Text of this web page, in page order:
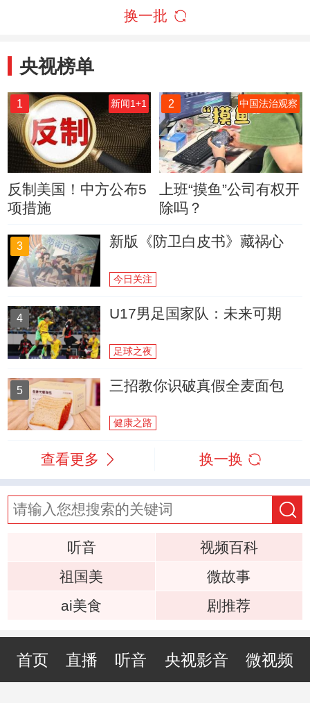
换一批
央视榜单
1 新闻1+1
反制美国！中方公布5
项措施
2 中国法治观察
上班“摸鱼”公司有权开
除吗？
3 新版《防卫白皮书》藏祸心
今日关注
4 U17男足国家队：未来可期
足球之夜
5 三招教你识破真假全麦面包
健康之路
查看更多 换一换
听音
视频百科
祖国美
微故事
ai美食
剧推荐
首页 直播 听音 央视影音 微视频